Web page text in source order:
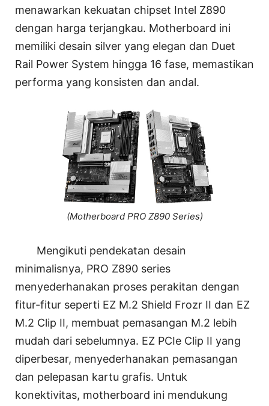
menawarkan kekuatan chipset Intel Z890
dengan harga terjangkau. Motherboard ini
memiliki desain silver yang elegan dan Duet
Rail Power System hingga 16 fase, memastikan
performa yang konsisten dan andal.
(Motherboard PRO Z890 Series)
Mengikuti pendekatan desain
minimalisnya, PRO Z890 series
menyederhanakan proses perakitan dengan
fitur-fitur seperti EZ M.2 Shield Frozr II dan EZ
M.2 Clip II, membuat pemasangan M.2 lebih
mudah dari sebelumnya. EZ PCIe Clip II yang
diperbesar, menyederhanakan pemasangan
dan pelepasan kartu grafis. Untuk
konektivitas, motherboard ini mendukung